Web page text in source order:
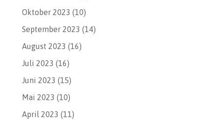
Oktober 2023 (10)
September 2023 (14)
August 2023 (16)
Juli 2023 (16)
Juni 2023 (15)
Mai 2023 (10)
April 2023 (11)